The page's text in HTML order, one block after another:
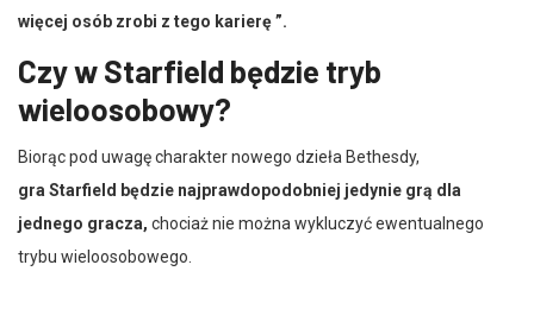
więcej osób zrobi z tego karierę ”.
Czy w Starfield będzie tryb
wieloosobowy?
Biorąc pod uwagę charakter nowego dzieła Bethesdy,
gra Starfield będzie najprawdopodobniej jedynie grą dla
jednego gracza, chociaż nie można wykluczyć ewentualnego
trybu wieloosobowego.